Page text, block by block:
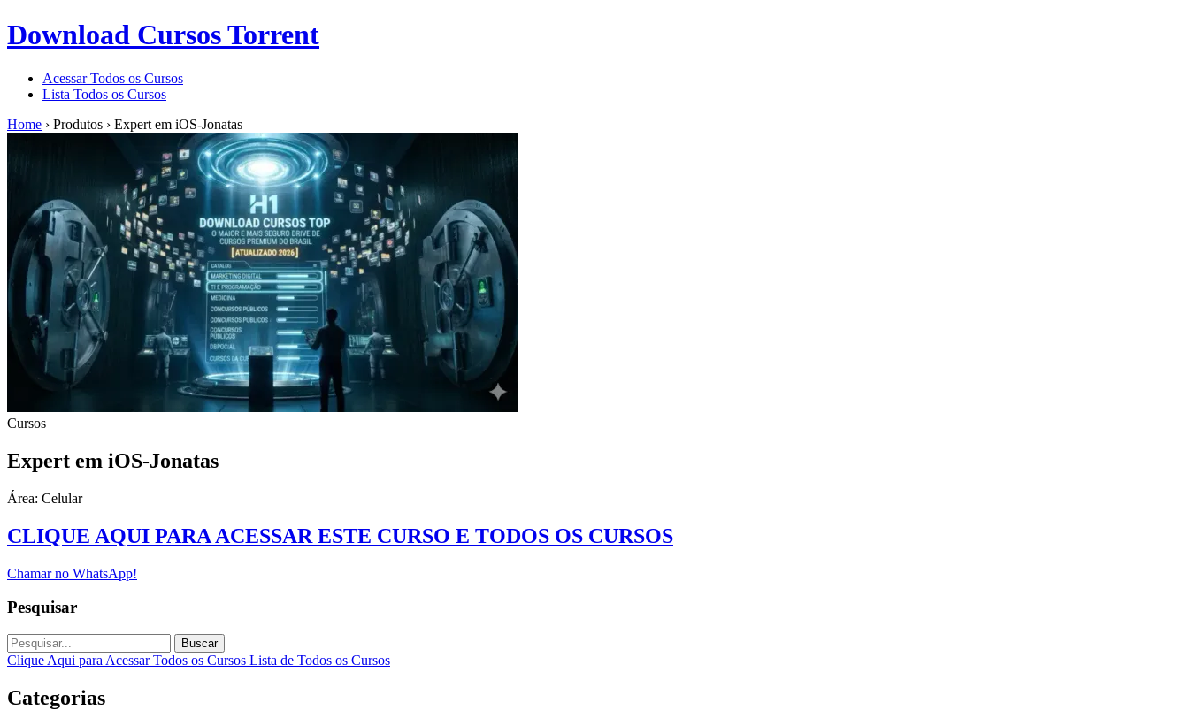
Download Cursos Torrent
Acessar Todos os Cursos
Lista Todos os Cursos
Home › Produtos › Expert em iOS-Jonatas
Cursos
Expert em iOS-Jonatas
Área: Celular
CLIQUE AQUI PARA ACESSAR ESTE CURSO E TODOS OS CURSOS
Chamar no WhatsApp!
Pesquisar
Buscar
Clique Aqui para Acessar Todos os Cursos Lista de Todos os Cursos
Categorias